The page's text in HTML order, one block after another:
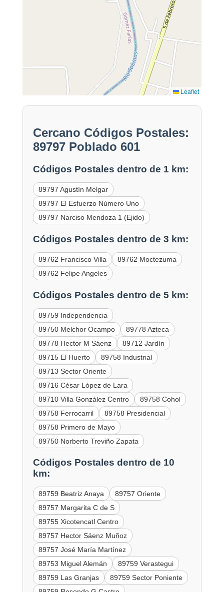
Leaflet
Cercano Códigos Postales:
89797 Poblado 601
Códigos Postales dentro de 1 km:
89797 Agustín Melgar
89797 El Esfuerzo Número Uno
89797 Narciso Mendoza 1 (Ejido)
Códigos Postales dentro de 3 km:
89762 Francisco Villa
89762 Moctezuma
89762 Felipe Angeles
Códigos Postales dentro de 5 km:
89759 Independencia
89750 Melchor Ocampo
89778 Azteca
89778 Hector M Sáenz
89712 Jardín
89715 El Huerto
89758 Industrial
89713 Sector Oriente
89716 César López de Lara
89710 Villa González Centro
89758 Cohol
89758 Ferrocarril
89758 Presidencial
89758 Primero de Mayo
89750 Norberto Treviño Zapata
Códigos Postales dentro de 10
km:
89759 Beatriz Anaya
89757 Oriente
89757 Margarita C de S
89755 Xicotencatl Centro
89757 Hector Sáenz Muñoz
89757 José María Martínez
89753 Miguel Alemán
89759 Verastegui
89759 Las Granjas
89759 Sector Poniente